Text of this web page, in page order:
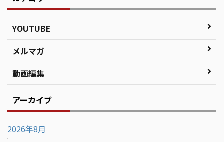
YOUTUBE
メルマガ
動画編集
アーカイブ
2026年8月